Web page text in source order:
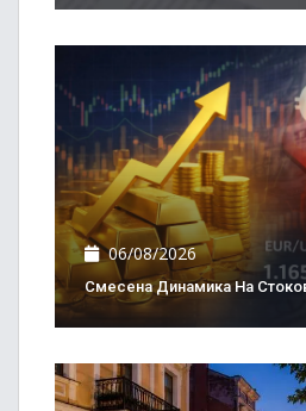
06/08/2026
Смесена Динамика На